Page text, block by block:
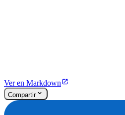
Ver en Markdown
Compartir